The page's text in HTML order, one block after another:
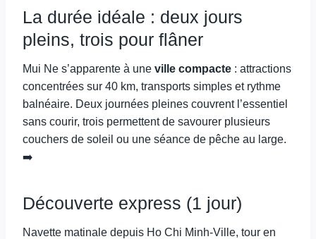
La durée idéale : deux jours
pleins, trois pour flâner
Mui Ne s’apparente à une ville compacte : attractions
concentrées sur 40 km, transports simples et rythme
balnéaire. Deux journées pleines couvrent l’essentiel
sans courir, trois permettent de savourer plusieurs
couchers de soleil ou une séance de pêche au large.
➡️
Découverte express (1 jour)
Navette matinale depuis Ho Chi Minh-Ville, tour en